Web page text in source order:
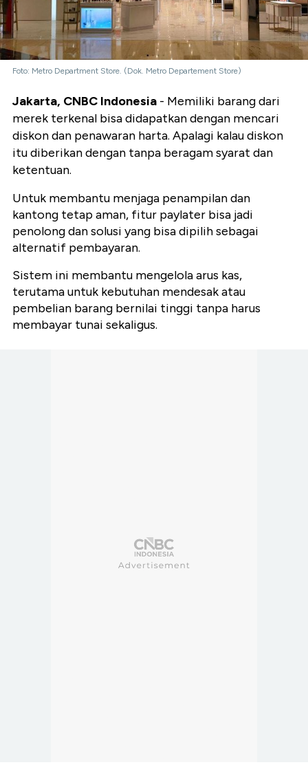
Foto: Metro Department Store. (Dok. Metro Departement Store)
Jakarta, CNBC Indonesia - Memiliki barang dari
merek terkenal bisa didapatkan dengan mencari
diskon dan penawaran harta. Apalagi kalau diskon
itu diberikan dengan tanpa beragam syarat dan
ketentuan.
Untuk membantu menjaga penampilan dan
kantong tetap aman, fitur paylater bisa jadi
penolong dan solusi yang bisa dipilih sebagai
alternatif pembayaran.
Sistem ini membantu mengelola arus kas,
terutama untuk kebutuhan mendesak atau
pembelian barang bernilai tinggi tanpa harus
membayar tunai sekaligus.